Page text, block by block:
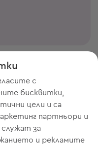
МЯСТО В
с
бисквитки,
цели и са
партньори и
служат за
и рекламите